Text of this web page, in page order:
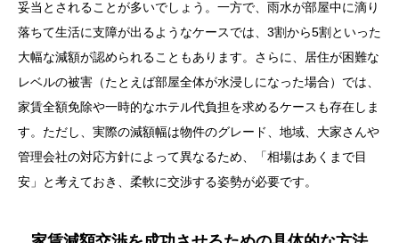
妥当とされることが多いでしょう。一方で、雨水が部屋中に滴り
落ちて生活に支障が出るようなケースでは、3割から5割といった
大幅な減額が認められることもあります。さらに、居住が困難な
レベルの被害（たとえば部屋全体が水浸しになった場合）では、
家賃全額免除や一時的なホテル代負担を求めるケースも存在しま
す。ただし、実際の減額幅は物件のグレード、地域、大家さんや
管理会社の対応方針によって異なるため、「相場はあくまで目
安」と考えておき、柔軟に交渉する姿勢が必要です。